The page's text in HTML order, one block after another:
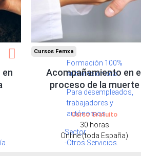
Formación 100%
subvencionada.
Para desempleados,
trabajadores y
autónomos.
Sector
-Otros Servicios.
Cursos Femxa
Acompañamiento en el
proceso de la muerte
Curso Gratuito
30 horas
Online (toda España)